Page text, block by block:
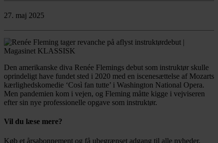
27. maj 2025
Den amerikanske diva Renée Flemings debut som instruktør skulle
oprindeligt have fundet sted i 2020 med en iscenesættelse af Mozarts
kærlighedskomedie ‘Così fan tutte’ i Washington National Opera.
Men pandemien kom i vejen, og Fleming måtte kigge i vejviseren
efter sin nye professionelle opgave som instruktør.
Vil du læse mere?
Køb et årsabonnement og få ubegrænset adgang til alle nyheder,